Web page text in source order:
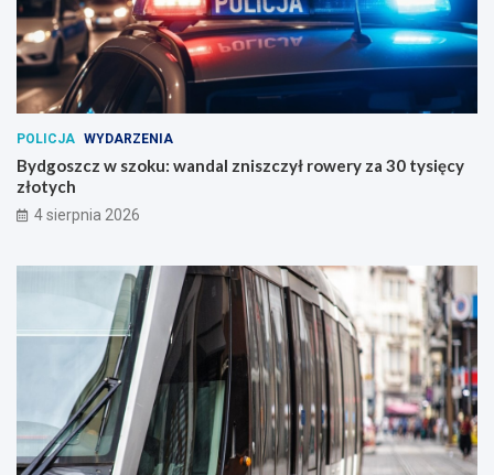
POLICJA WYDARZENIA
Bydgoszcz w szoku: wandal zniszczył rowery za 30 tysięcy
złotych
4 sierpnia 2026